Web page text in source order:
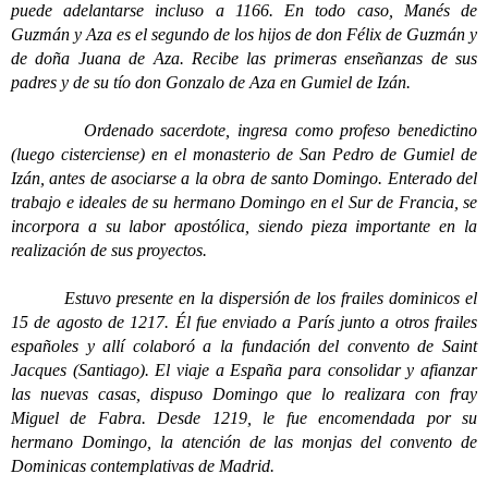
puede adelantarse incluso a 1166. En todo caso, Manés de
Guzmán y Aza es el segundo de los hijos de don Félix de Guzmán y
de doña Juana de Aza. Recibe las primeras enseñanzas de sus
padres y de su tío don Gonzalo de Aza en Gumiel de Izán.
Ordenado sacerdote, ingresa como profeso benedictino
(luego cisterciense) en el monasterio de San Pedro de Gumiel de
Izán, antes de asociarse a la obra de santo Domingo. Enterado del
trabajo e ideales de su hermano Domingo en el Sur de Francia, se
incorpora a su labor apostólica, siendo pieza importante en la
realización de sus proyectos.
Estuvo presente en la dispersión de los frailes dominicos el
15 de agosto de 1217. Él fue enviado a París junto a otros frailes
españoles y allí colaboró a la fundación del convento de Saint
Jacques (Santiago). El viaje a España para consolidar y afianzar
las nuevas casas, dispuso Domingo que lo realizara con fray
Miguel de Fabra. Desde 1219, le fue encomendada por su
hermano Domingo, la atención de las monjas del convento de
Dominicas contemplativas de Madrid.